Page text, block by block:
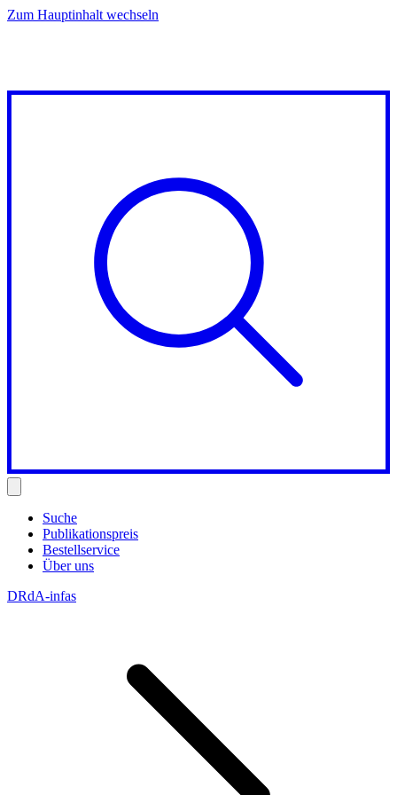
Zum Hauptinhalt wechseln
Suche
Publikationspreis
Bestellservice
Über uns
DRdA-infas